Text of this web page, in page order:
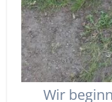
Wir beginnen bei unserer Schule